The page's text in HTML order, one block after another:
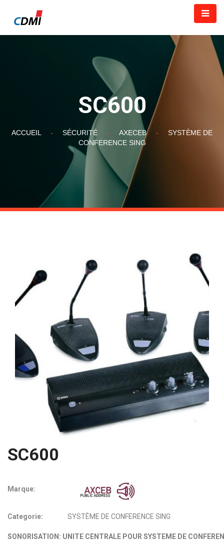
SC600
ACCUEIL - SÉCURITÉ - AXECEB -
SYSTÈME DE
CONFERENCE SING
SC600
Marque:
Categorie: SYSTÈME DE CONFERENCE SING
SONORISATION: UNITE CENTRALE POUR SYSTEME DE